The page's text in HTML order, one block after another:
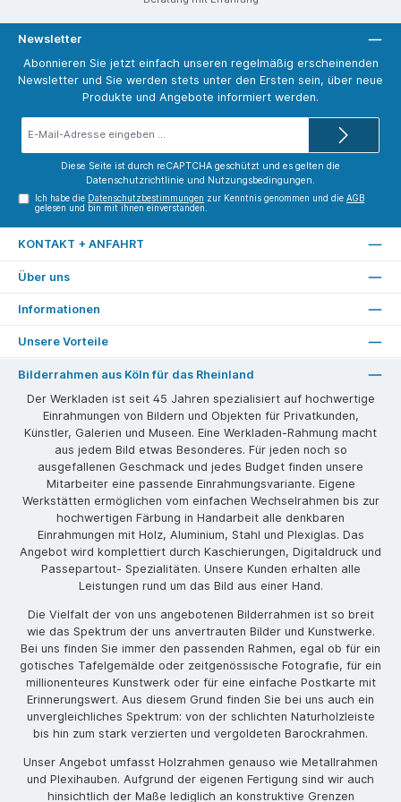
Newsletter
Abonnieren Sie jetzt einfach unseren regelmäßig erscheinenden
Newsletter und Sie werden stets unter den Ersten sein, über neue
Produkte und Angebote informiert werden.
Diese Seite ist durch reCAPTCHA geschützt und es gelten die
Datenschutzrichtlinie und Nutzungsbedingungen
Ich habe die Datenschutzbestimmungen zur Kenntnis genommen und dieAGB
gelesen und bin mit ihnen einverstanden.
KONTAKT + ANFAHRT
Über uns
Informationen
Unsere Vorteile
Bilderrahmen aus Köln für das Rheinland
Der Werkladen ist seit 45 Jahren spezialisiert auf hochwertige
Einrahmungen von Bildern und Objekten für Privatkunden,
Künstler, Galerien und Museen. Eine Werkladen-Rahmung macht
aus jedem Bild etwas Besonderes. Für jeden noch so
ausgefallenen Geschmack und jedes Budget finden unsere
Mitarbeiter eine passende Einrahmungsvariante. Eigene
Werkstätten ermöglichen vom einfachen Wechselrahmen bis zur
hochwertigen Färbung in Handarbeit alle denkbaren
Einrahmungen mit Holz, Aluminium, Stahl und Plexiglas. Das
Angebot wird komplettiert durch Kaschierungen, Digitaldruck und
Passepartout- Spezialitäten. Unsere Kunden erhalten alle
Leistungen rund um das Bild aus einer Hand.
Die Vielfalt der von uns angebotenen Bilderrahmen ist so breit
wie das Spektrum der uns anvertrauten Bilder und Kunstwerke.
Bei uns finden Sie immer den passenden Rahmen, egal ob für ein
gotisches Tafelgemälde oder zeitgenössische Fotografie, für ein
millionenteures Kunstwerk oder für eine einfache Postkarte mit
Erinnerungswert. Aus diesem Grund finden Sie bei uns auch ein
unvergleichliches Spektrum: von der schlichten Naturholzleiste
bis hin zum stark verzierten und vergoldeten Barockrahmen.
Unser Angebot umfasst Holzrahmen genauso wie Metallrahmen
und Plexihauben. Aufgrund der eigenen Fertigung sind wir auch
hinsichtlich der Maße lediglich an konstruktive Grenzen